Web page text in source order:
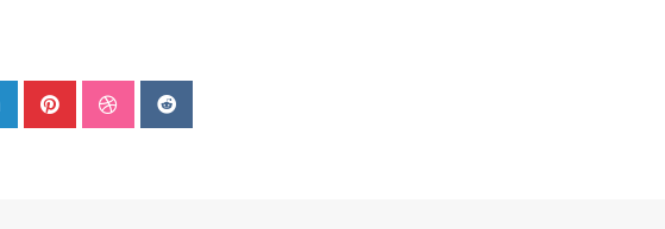
LinkedInPinterestStumbleUpon
Reddit